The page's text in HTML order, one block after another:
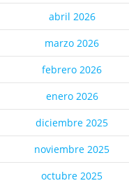
abril 2026
marzo 2026
febrero 2026
enero 2026
diciembre 2025
noviembre 2025
octubre 2025